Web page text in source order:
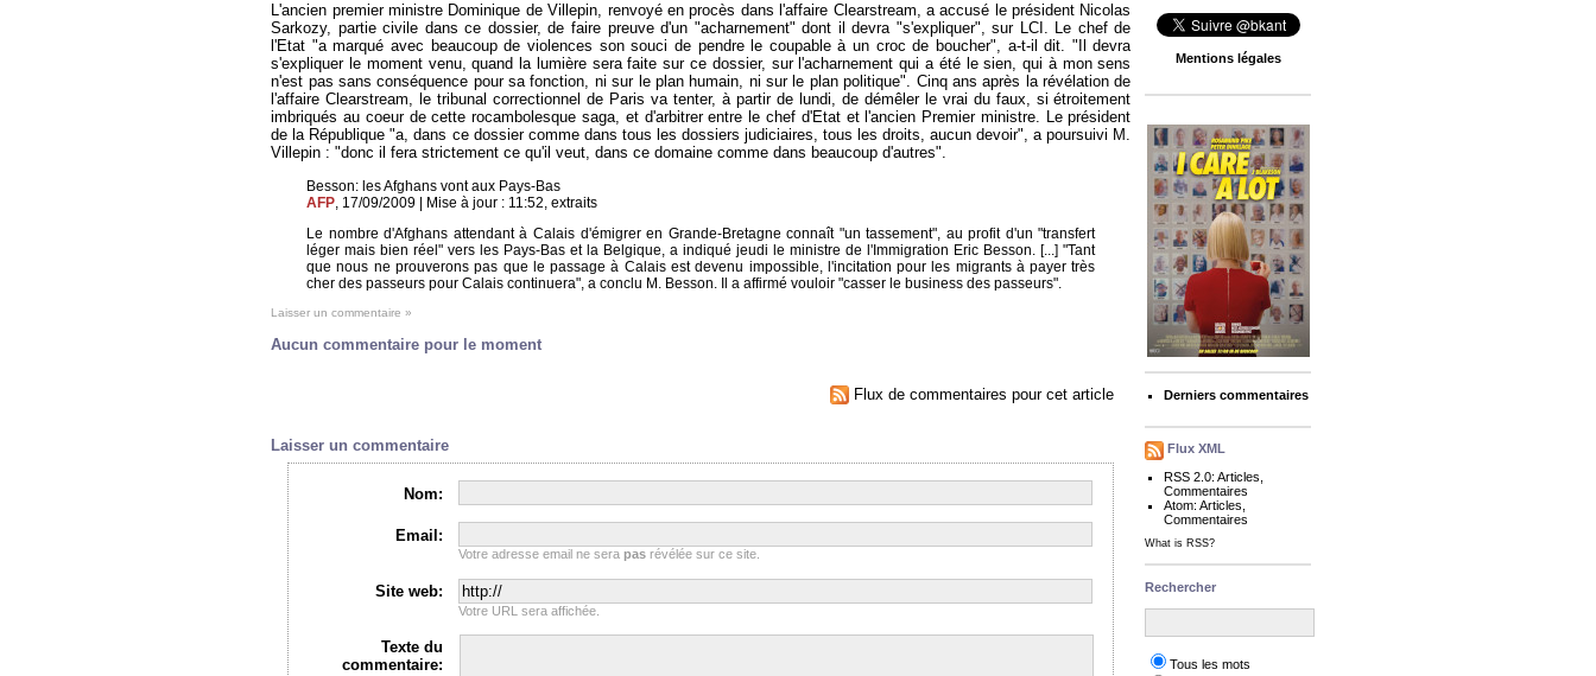
L'ancien premier ministre Dominique de Villepin, renvoyé en procès dans l'affaire Clearstream, a accusé le président Nicolas
Sarkozy, partie civile dans ce dossier, de faire preuve d'un "acharnement" dont il devra "s'expliquer", sur LCI. Le chef de
l'Etat "a marqué avec beaucoup de violences son souci de pendre le coupable à un croc de boucher", a-t-il dit. "Il devra
s'expliquer le moment venu, quand la lumière sera faite sur ce dossier, sur l'acharnement qui a été le sien, qui à mon sens
n'est pas sans conséquence pour sa fonction, ni sur le plan humain, ni sur le plan politique". Cinq ans après la révélation de
l'affaire Clearstream, le tribunal correctionnel de Paris va tenter, à partir de lundi, de démêler le vrai du faux, si étroitement
imbriqués au coeur de cette rocambolesque saga, et d'arbitrer entre le chef d'Etat et l'ancien Premier ministre. Le président
de la République "a, dans ce dossier comme dans tous les dossiers judiciaires, tous les droits, aucun devoir", a poursuivi M.
Villepin : "donc il fera strictement ce qu'il veut, dans ce domaine comme dans beaucoup d'autres".
Besson: les Afghans vont aux Pays-Bas
AFP , 17/09/2009 | Mise à jour : 11:52, extraits
Le nombre d'Afghans attendant à Calais d'émigrer en Grande-Bretagne connaît "un tassement", au profit d'un "transfert
léger mais bien réel" vers les Pays-Bas et la Belgique, a indiqué jeudi le ministre de l'Immigration Eric Besson. [...] "Tant
que nous ne prouverons pas que le passage à Calais est devenu impossible, l'incitation pour les migrants à payer très
cher des passeurs pour Calais continuera", a conclu M. Besson. Il a affirmé vouloir "casser le business des passeurs".
Laisser un commentaire »
Aucun commentaire pour le moment
Flux de commentaires pour cet article
Laisser un commentaire
Nom:
Email:
Votre adresse email ne serapas révélée sur ce site.
Site web:
Votre URL sera affichée.
Texte du
commentaire:
Mentions légales
Derniers commentaires
Flux XML
RSS 2.0:Articles,
Commentaires
Atom:Articles,
Commentaires
What is RSS?
Rechercher
Tous les mots